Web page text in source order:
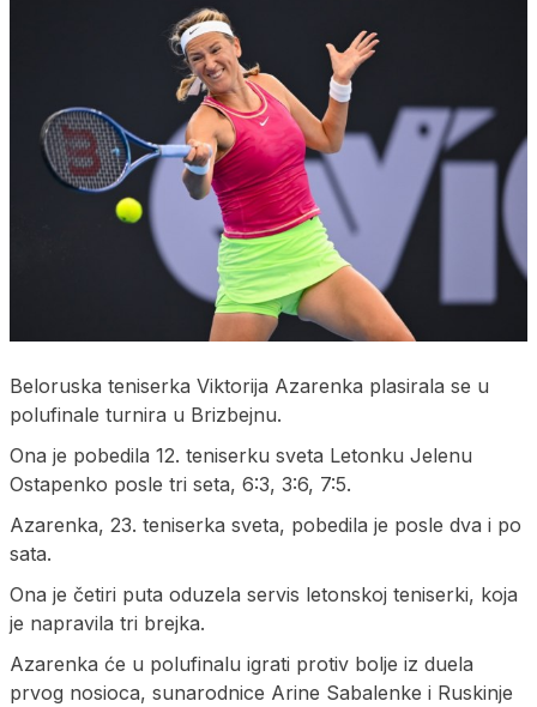
Beloruska teniserka Viktorija Azarenka plasirala se u
polufinale turnira u Brizbejnu.
Ona je pobedila 12. teniserku sveta Letonku Jelenu
Ostapenko posle tri seta, 6:3, 3:6, 7:5.
Azarenka, 23. teniserka sveta, pobedila je posle dva i po
sata.
Ona je četiri puta oduzela servis letonskoj teniserki, koja
je napravila tri brejka.
Azarenka će u polufinalu igrati protiv bolje iz duela
prvog nosioca, sunarodnice Arine Sabalenke i Ruskinje